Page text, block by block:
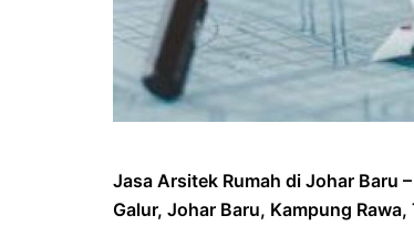
Jasa Arsitek Rumah di Johar Baru
Galur, Johar Baru, Kampung